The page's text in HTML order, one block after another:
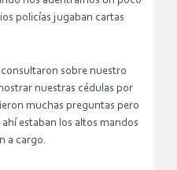
policías jugaban cartas
sobre nuestro
nuestras cédulas por
muchas preguntas pero
estaban los altos mandos
a cargo.